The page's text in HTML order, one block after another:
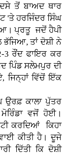
ਤੋਂ ਬਾਅਦ ਥਾਰ
'ਤੇ ਹਰਜਿੰਦਰ ਸਿੰਘ
ਪ੍ਰਤੂ ਜਦੋਂ ਹੈਪੀ
ਭੱਜਿਆ, ਤਾਂ ਦੋਸ਼ੀ ਨੇ
3 ਰੌਂਦ ਫਾਇਰ ਕਰ
ਪਿੰਡ ਸਲੇਮਪੁਰ ਦੀ
ਜਿਨ੍ਹਾਂ ਵਿੱਚੋਂ ਇੱਕ
ਉਰਫ਼ ਕਾਲਾ ਪੁੱਤਰ
ਮੋਰਿੰਡਾ ਵਜੋਂ ਹੋਈ।
ਕਰਦਿਆਂ ਕਿਹਾ
ਕੀਤੀ ਹੈ। ਦੂਜੇ
ਦਿੱਤੀ ਕਿ ਦੋਸ਼ੀ